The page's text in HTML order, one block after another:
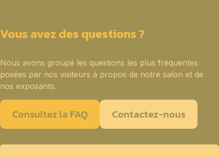
Vous avez des questions ?
Nous avons groupé les questions les plus fréquentes
posées par nos visiteurs à propos de notre salon et de
nos exposants.
Consultez la FAQ Contactez-nous